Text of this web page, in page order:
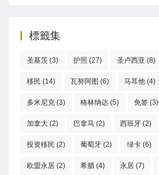
標籤集
圣基茨 (3) 护照 (27) 圣卢西亚 (8)
移民 (14) 瓦努阿图 (6) 马耳他 (4)
多米尼克 (3) 格林纳达 (5) 免签 (3)
加拿大 (2) 巴拿马 (2) 西班牙 (2)
投资移民 (2) 葡萄牙 (2) 绿卡 (6)
欧盟永居 (2) 希腊 (4) 永居 (7)